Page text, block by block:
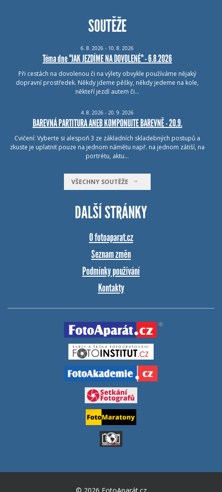
SOUTĚŽE
6. 8. 2026 - 10. 8. 2026
Téma dne "JAK JEZDÍME NA DOVOLENÉ" - 6.8.2026
Při cestách na dovolenou či na výlety obvykle používáme nějaký
dopravní prostředek. Někdy jdeme pěšky, někdy jedeme na kole,
někteří jezdí autem či…
4. 8. 2026 - 20. 9. 2026
BAREVNÁ PARTITURA ANEB KOMPONUJTE BAREVNĚ - 20.9.
Cvičení: Vyberte si alespoň 3 ze základních skladebných postupů a
zkuste je uplatnit pouze na jednom námětu např. na jednom zátiší, na
portrétu, aktu…
VŠECHNY SOUTĚŽE
DALŠÍ STRÁNKY
O fotoaparat.cz
Seznam změn
Podmínky používání
Kontakty